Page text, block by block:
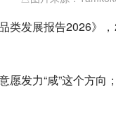
类发展报告2026》
发力“咸”这个方向